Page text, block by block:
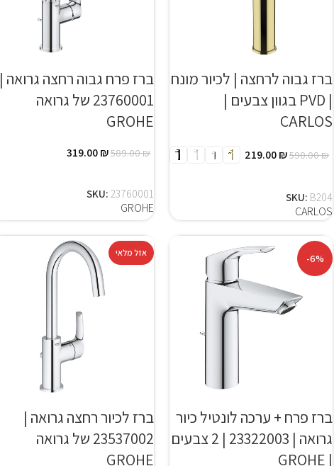
ברז גבוה לרחצה | לכיור מונח
| PVD בגוון צבעים |
CARLOS
CARLOS
590.00₪
219.00₪
SKU: B204
ברז פרח גבוה רחצה גרואה |
23760001 של גרואה
GROHE
GROHE
589.00₪
319.00₪
SKU:23760001
-6%
ברז פרח + ערכה לונטיל כיור
גרואה | 23322003 | 2 צבעים
| GROHE
אזל מלאי
ברז לכיור רחצה גרואה |
23537002 של גרואה
GROHE